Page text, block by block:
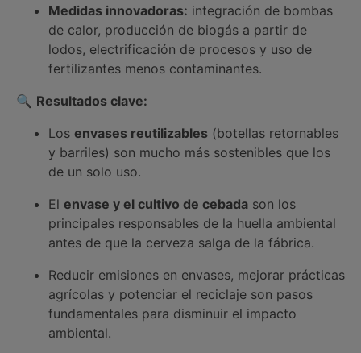
Medidas innovadoras: integración de bombas
de calor, producción de biogás a partir de
lodos, electrificación de procesos y uso de
fertilizantes menos contaminantes.
🔍 Resultados clave:
Los envases reutilizables (botellas retornables
y barriles) son mucho más sostenibles que los
de un solo uso.
El envase y el cultivo de cebada son los
principales responsables de la huella ambiental
antes de que la cerveza salga de la fábrica.
Reducir emisiones en envases, mejorar prácticas
agrícolas y potenciar el reciclaje son pasos
fundamentales para disminuir el impacto
ambiental.